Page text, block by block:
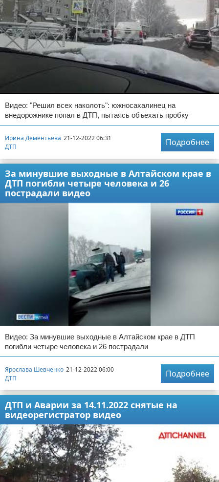
Видео: "Решил всех наколоть": южносахалинец на
внедорожнике попал в ДТП, пытаясь объехать пробку
Ирина Дементьева 21-12-2022 06:31
ДТП
Подробнее
За минувшие выходные в Алтайском крае в
ДТП погибли четыре человека и 26
пострадали видео
Видео: За минувшие выходные в Алтайском крае в ДТП
погибли четыре человека и 26 пострадали
Ярослава Шевченко 21-12-2022 06:00
ДТП
Подробнее
ДТП и Аварии за 14.11.2022 снятые на
видеорегистратор видео